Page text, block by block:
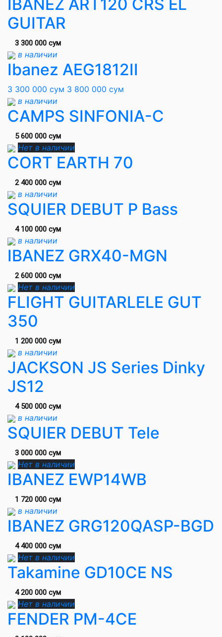
IBANEZ ART120 CRS EL
GUITAR
3 300 000 сум
в наличии
Ibanez AEG1812II
3 300 000 сум 3 800 000 сум
в наличии
CAMPS SINFONIA-C
5 600 000 сум
Нет в наличии
CORT EARTH 70
2 400 000 сум
в наличии
SQUIER DEBUT P Bass
4 100 000 сум
в наличии
IBANEZ GRX40-MGN
2 600 000 сум
Нет в наличии
FLIGHT GUITARLELE GUT
350
1 200 000 сум
в наличии
JACKSON JS Series Dinky
JS12
4 500 000 сум
в наличии
SQUIER DEBUT Tele
3 000 000 сум
Нет в наличии
IBANEZ EWP14WB
1 720 000 сум
в наличии
IBANEZ GRG120QASP-BGD
4 400 000 сум
Нет в наличии
Takamine GD10CE NS
4 200 000 сум
Нет в наличии
FENDER PM-4CE